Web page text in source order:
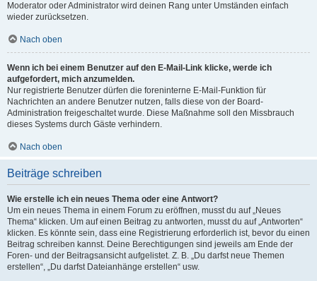
Moderator oder Administrator wird deinen Rang unter Umständen einfach
wieder zurücksetzen.
Nach oben
Wenn ich bei einem Benutzer auf den E-Mail-Link klicke, werde ich
aufgefordert, mich anzumelden.
Nur registrierte Benutzer dürfen die foreninterne E-Mail-Funktion für
Nachrichten an andere Benutzer nutzen, falls diese von der Board-
Administration freigeschaltet wurde. Diese Maßnahme soll den Missbrauch
dieses Systems durch Gäste verhindern.
Nach oben
Beiträge schreiben
Wie erstelle ich ein neues Thema oder eine Antwort?
Um ein neues Thema in einem Forum zu eröffnen, musst du auf „Neues
Thema“ klicken. Um auf einen Beitrag zu antworten, musst du auf „Antworten“
klicken. Es könnte sein, dass eine Registrierung erforderlich ist, bevor du einen
Beitrag schreiben kannst. Deine Berechtigungen sind jeweils am Ende der
Foren- und der Beitragsansicht aufgelistet. Z. B. „Du darfst neue Themen
erstellen“, „Du darfst Dateianhänge erstellen“ usw.